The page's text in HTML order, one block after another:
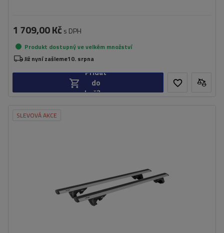
1 709,00 Kč s DPH
Produkt dostupný ve velkém množství
Již nyní zašleme10. srpna
Přidat
do
košíku
SLEVOVÁ AKCE